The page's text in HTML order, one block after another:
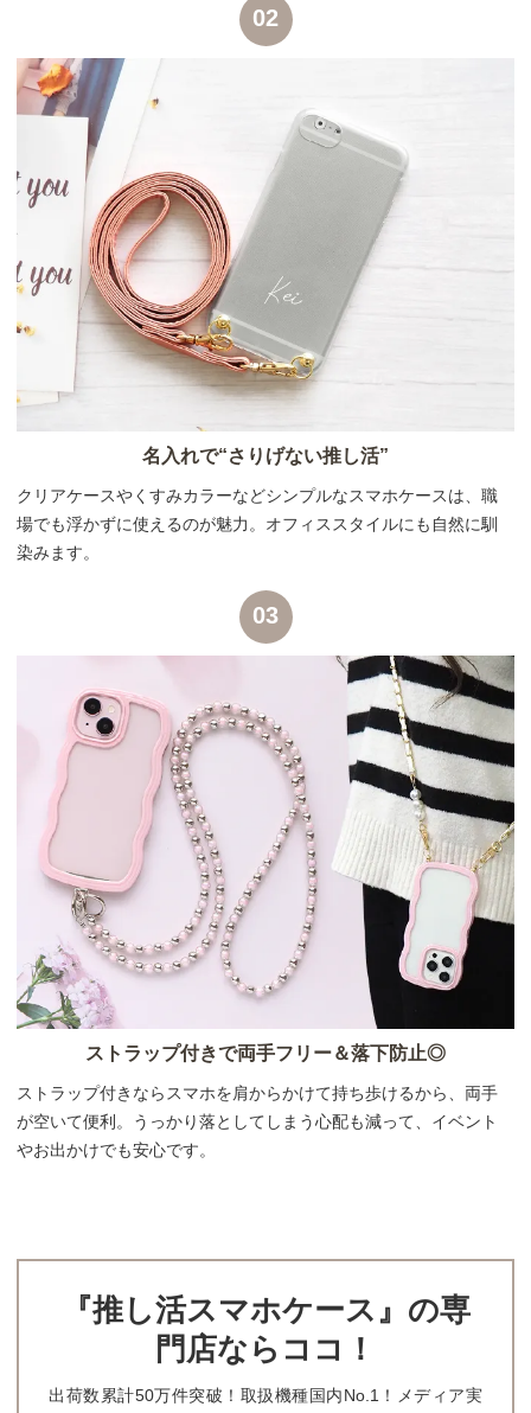
02
名入れで“さりげない推し活”
クリアケースやくすみカラーなどシンプルなスマホケースは、職
場でも浮かずに使えるのが魅力。オフィススタイルにも自然に馴
染みます。
03
ストラップ付きで両手フリー＆落下防止◎
ストラップ付きならスマホを肩からかけて持ち歩けるから、両手
が空いて便利。うっかり落としてしまう心配も減って、イベント
やお出かけでも安心です。
『推し活スマホケース』の専
門店ならココ！
出荷数累計50万件突破！取扱機種国内No.1！メディア実